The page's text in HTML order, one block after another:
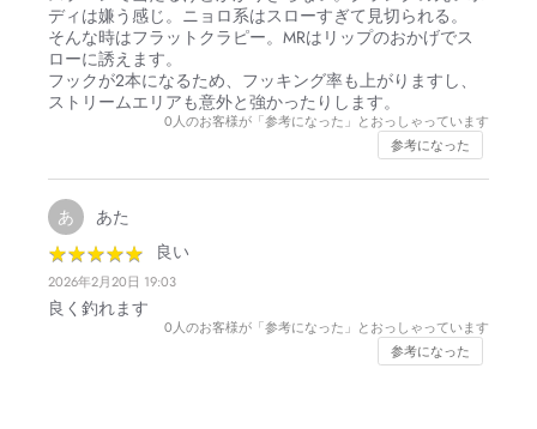
ディは嫌う感じ。ニョロ系はスローすぎて見切られる。
そんな時はフラットクラピー。MRはリップのおかげでス
ローに誘えます。
フックが2本になるため、フッキング率も上がりますし、
ストリームエリアも意外と強かったりします。
0人のお客様が「参考になった」とおっしゃっています
参考になった
あ あた
★★★★★
★★★★★ 良い
2026年2月20日 19:03
良く釣れます
0人のお客様が「参考になった」とおっしゃっています
参考になった